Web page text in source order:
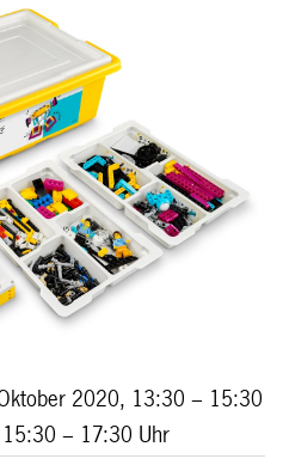
2020, 13:30 – 15:30
15:30 – 17:30 Uhr